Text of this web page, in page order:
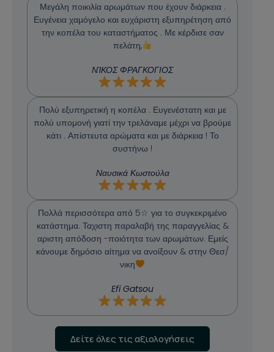
Μεγάλη ποικιλία αρωμάτων που έχουν διάρκεια .
Ευγένεια χαμόγελο και ευχάριστη εξυπηρέτηση από
την κοπέλα του καταστήματος . Με κέρδισε σαν
πελάτη,
ΝΊΚΟΣ ΦΡΑΓΚΟΓΙΟΣ
Πολύ εξυπηρετική η κοπέλα . Ευγενέστατη και με
πολύ υπομονή γιατί την τρελάναμε μέχρι να βρούμε
κάτι . Απίστευτα αρώματα και με διάρκεια ! Το
συστήνω !
Ναυσικά Κωστούλα
Πολλά περισσότερα από 5☆ για το συγκεκριμένο
κατάστημα. Ταχιστη παραλαβή της παραγγελίας &
αριστη απόδοση -ποιότητα των αρωμάτων. Εμείς
κάνουμε δημόσιο αίτημα να ανοίξουν & στην Θεσ/
νικη
Efi Gatsou
Δείτε όλες τις αξιολογήσεις